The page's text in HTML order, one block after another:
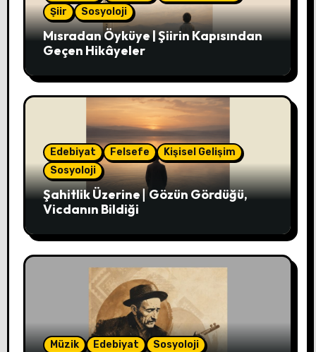
Şiir
Sosyoloji
Mısradan Öyküye | Şiirin Kapısından
Geçen Hikâyeler
Edebiyat Felsefe
Kişisel Gelişim
Sosyoloji
Şahitlik Üzerine∣ Gözün Gördüğü,
Vicdanın Bildiği
Müzik Edebiyat Sosyoloji